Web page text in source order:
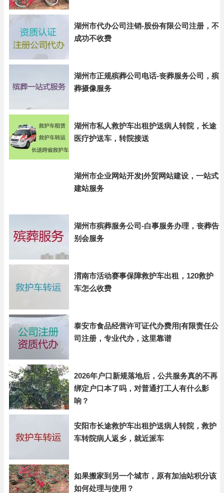
湖州市代办公司注销-股份有限公司注册，不
成功不收费
湖州市正规殡葬公司电话-丧葬服务公司，殡
葬摄像服务
湖州市私人救护车出租护送病人转院，长途
医疗护送车，转院接送
湖州市企业网站开发|外贸网站建设，一站式
建站服务
湖州市殡葬服务公司-白事服务办理，丧葬告
别会服务
渭南市活动赛事保障救护车出租，120救护
车怎么收费
泰安市食品经营许可证代办费用|有限责任公
司注册，专业代办，这里靠谱
2026年户口新规落地后，公共服务真的不再
绑定户口本了吗，对普通打工人有什么影
响？
安阳市长途救护车出租护送病人转院，救护
车转院病人返乡，就近派车
如果搬家到另一个城市，原有加油站积分该
如何处理与使用？